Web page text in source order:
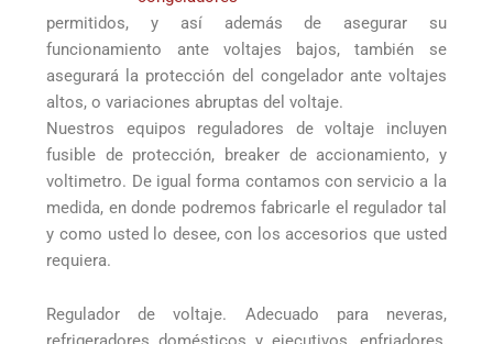
permitidos, y así además de asegurar su
funcionamiento ante voltajes bajos, también se
asegurará la protección del congelador ante voltajes
altos, o variaciones abruptas del voltaje.
Nuestros equipos reguladores de voltaje incluyen
fusible de protección, breaker de accionamiento, y
voltimetro. De igual forma contamos con servicio a la
medida, en donde podremos fabricarle el regulador tal
y como usted lo desee, con los accesorios que usted
requiera.
Regulador de voltaje. Adecuado para neveras,